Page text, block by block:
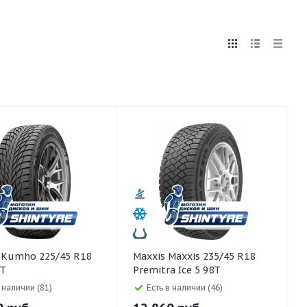
наличии (81)
Maxxis Maxxis 235/45 R18
Premitra Ice 5 98T
Есть в наличии (46)